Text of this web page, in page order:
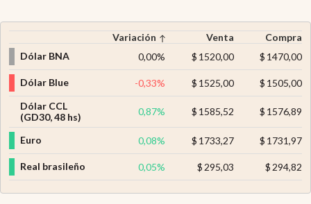
Variación Venta
Compra
Dólar BNA
0,00% $ 1520,00 $ 1470,00
Dólar Blue -0,33% $ 1525,00 $ 1505,00
Dólar CCL
(GD30, 48 hs)
0,87% $ 1585,52 $ 1576,89
Euro 0,08% $ 1733,27 $ 1731,97
Real brasileño 0,05% $ 295,03 $ 294,82